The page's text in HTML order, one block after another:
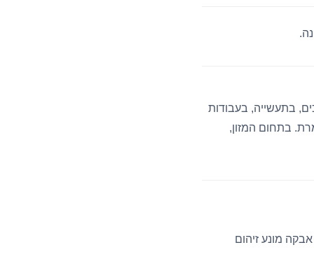
בתעשייה, בעבודות
בתחום המזון,
מונע זיהום